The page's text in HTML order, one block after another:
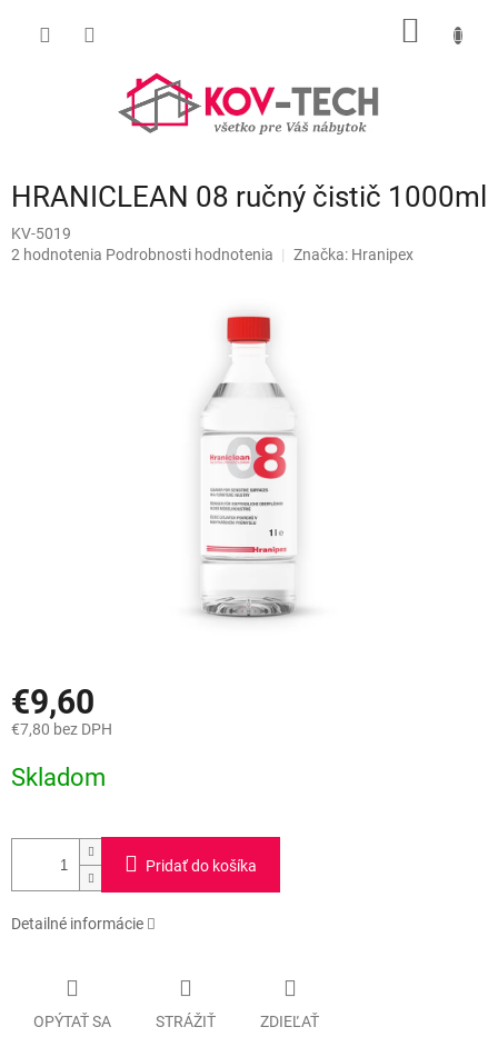
HRANICLEAN 08 ručný čistič 1000ml
KV-5019
Priemerné
2 hodnotenia Podrobnosti hodnotenia Značka: Hranipex
€9,60
€7,80 bez DPH
cena:
Skladom
Pridať do košíka
Detailné informácie
OPÝTAŤ SA STRÁŽIŤ ZDIEĽAŤ